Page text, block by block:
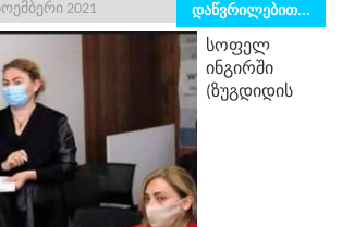
2021
დაწვრილებით...
სოფელ
ინგირში
(ზუგდიდის